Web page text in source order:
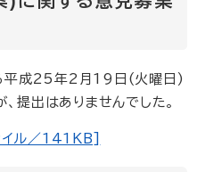
成25年2月19日(火曜日)
提出はありませんでした。
ル／141KB]